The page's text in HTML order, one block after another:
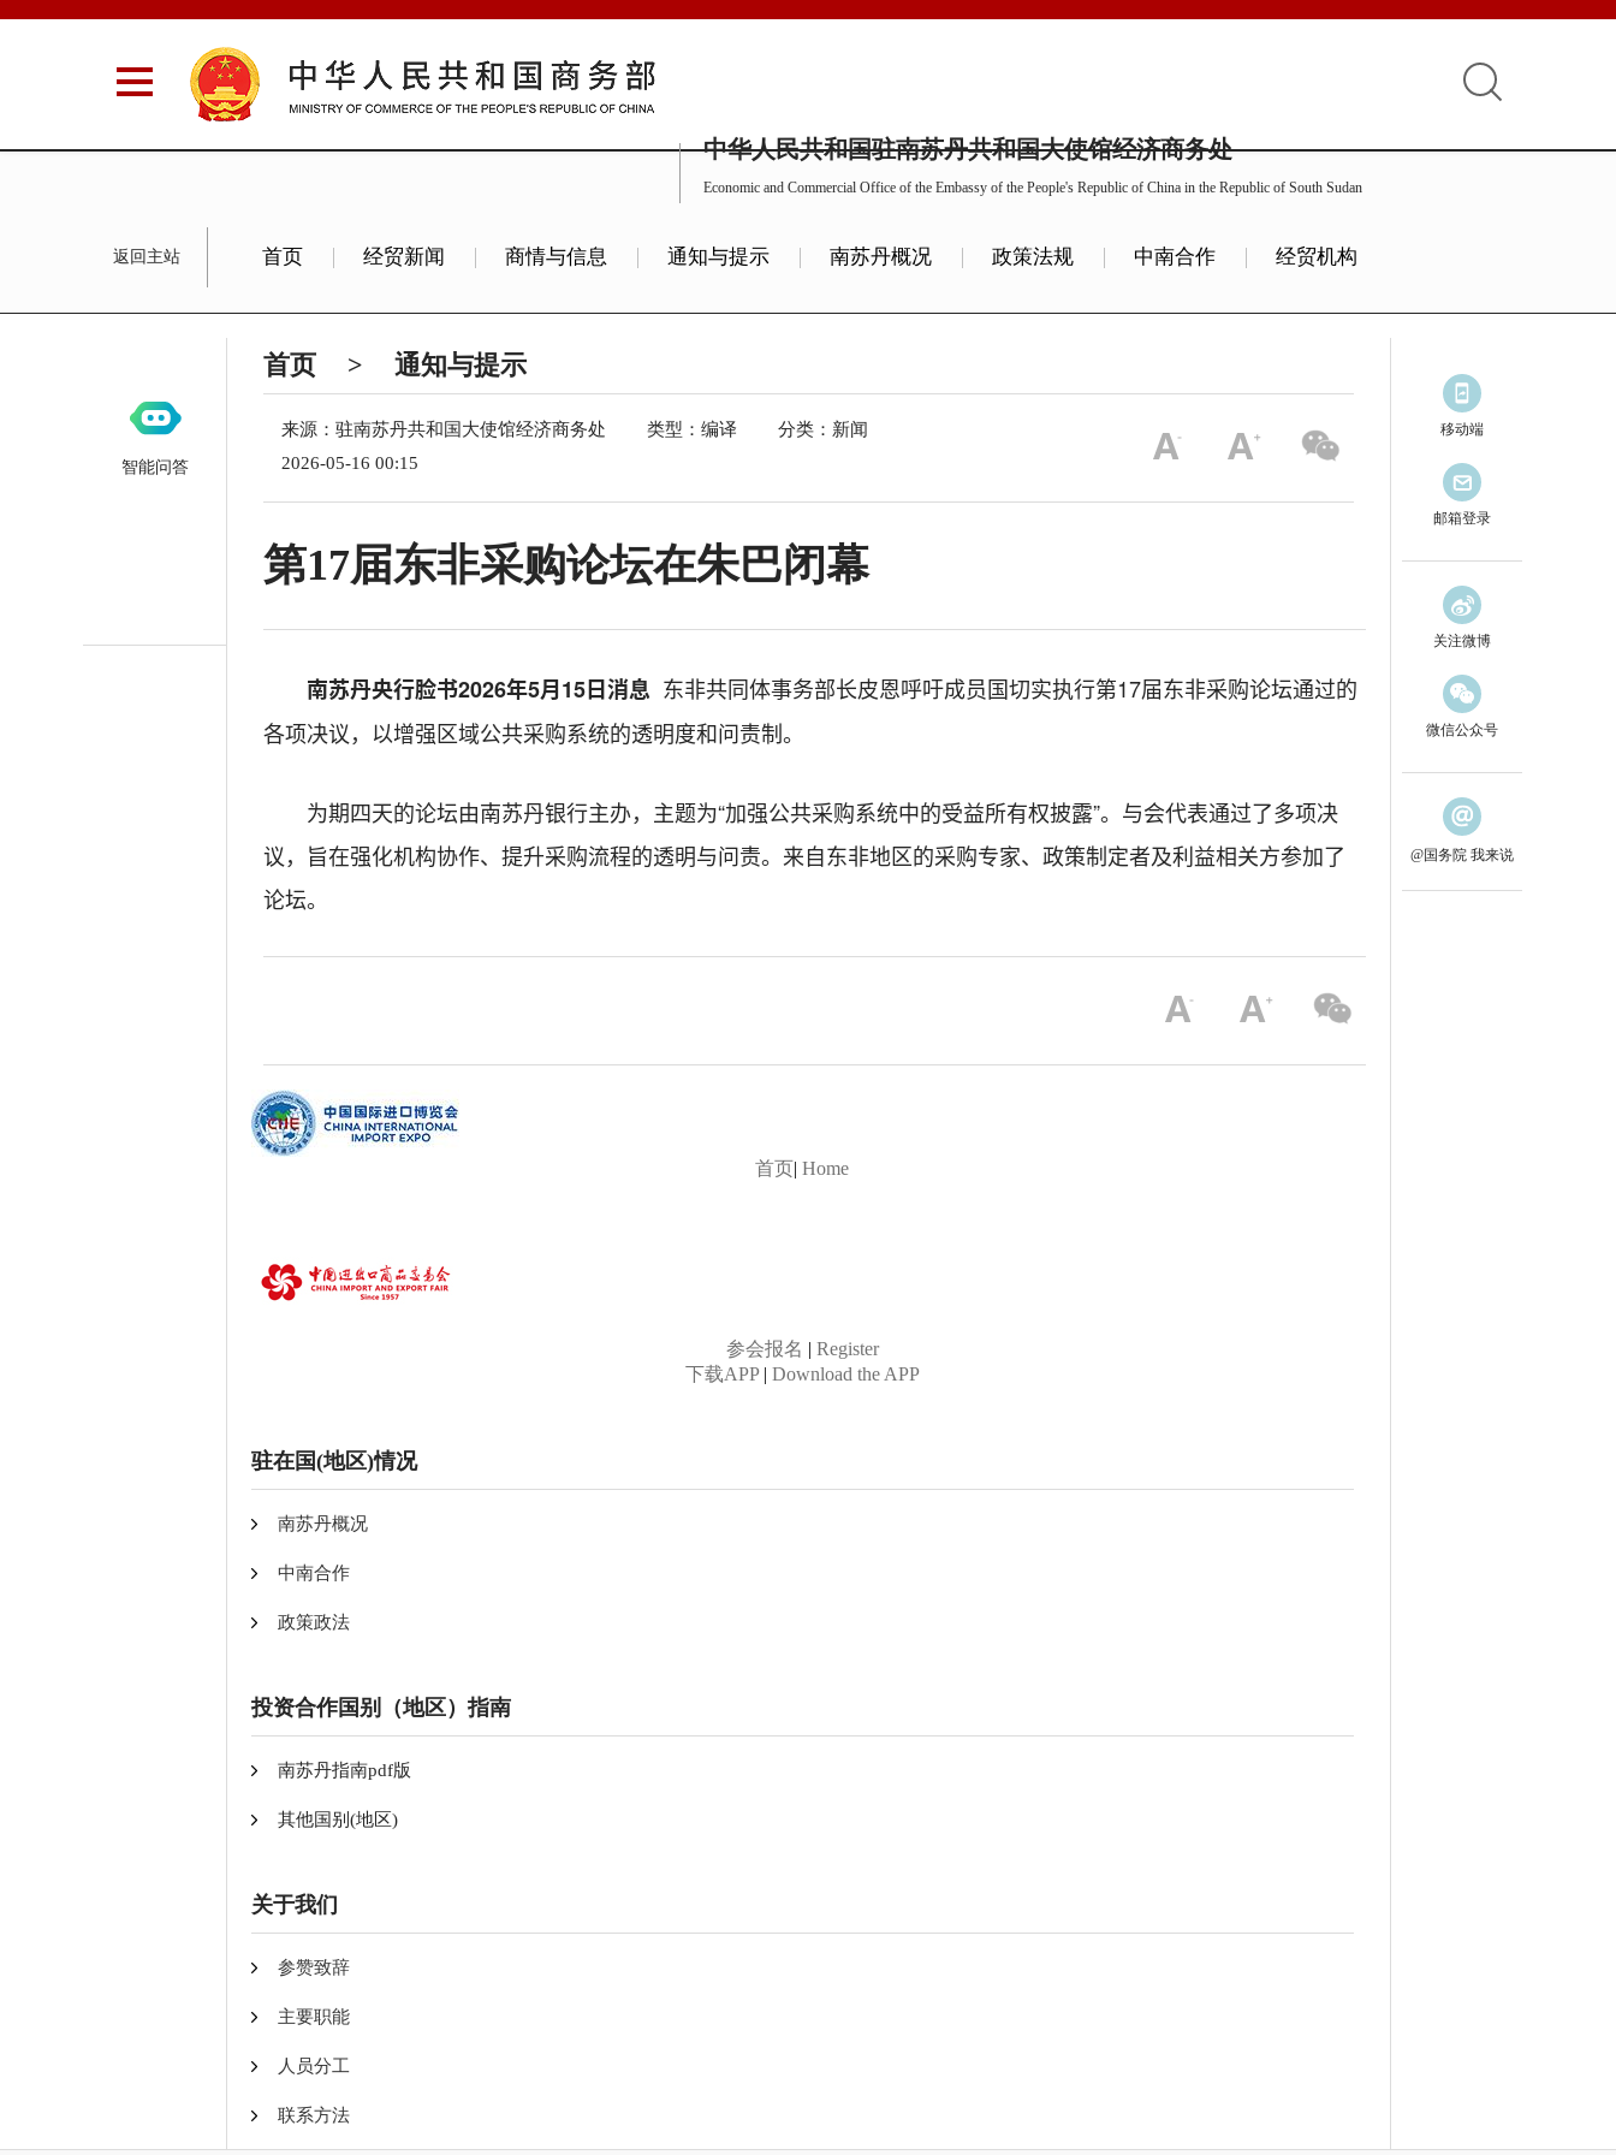
中华人民共和国驻南苏丹共和国大使馆经济商务处
Economic and Commercial Office of the Embassy of the People's Republic of China in the Republic of South Sudan
返回主站 首页 经贸新闻 商情与信息 通知与提示 南苏丹概况 政策法规 中南合作 经贸机构
首页 > 通知与提示
来源：驻南苏丹共和国大使馆经济商务处 类型：编译
分类：新闻
2026-05-16 00:15
第17届东非采购论坛在朱巴闭幕
南苏丹央行脸书2026年5月15日消息 东非共同体事务部长皮恩呼吁成员国切实执行第17届东非采购论坛通过的
各项决议，以增强区域公共采购系统的透明度和问责制。
为期四天的论坛由南苏丹银行主办，主题为“加强公共采购系统中的受益所有权披露”。与会代表通过了多项决
议，旨在强化机构协作、提升采购流程的透明与问责。来自东非地区的采购专家、政策制定者及利益相关方参加了
论坛。
首页| Home
参会报名 | Register
下载APP| Download the APP
驻在国(地区)情况
南苏丹概况
中南合作
政策政法
投资合作国别（地区）指南
南苏丹指南pdf版
其他国别(地区)
关于我们
参赞致辞
主要职能
人员分工
联系方法
智能问答
移动端
邮箱登录
关注微博
微信公众号
@国务院 我来说